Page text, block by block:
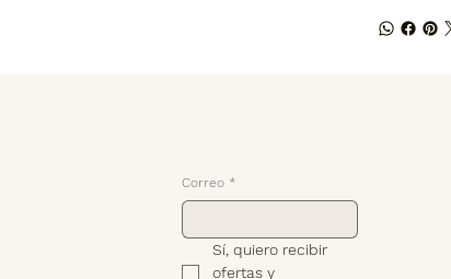
Correo *
Sí, quiero recibir
ofertas y